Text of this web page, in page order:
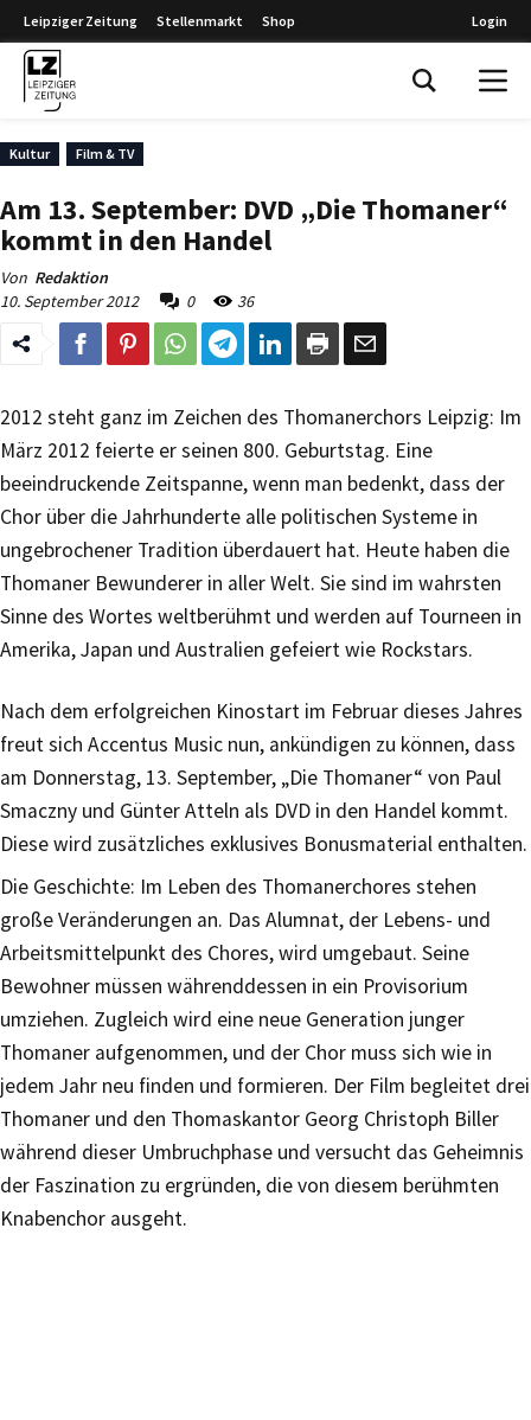
Leipziger Zeitung Stellenmarkt Shop Login
Kultur Film & TV
Am 13. September: DVD „Die Thomaner“
kommt in den Handel
Von Redaktion
10. September 2012
0 36
2012 steht ganz im Zeichen des Thomanerchors Leipzig: Im
März 2012 feierte er seinen 800. Geburtstag. Eine
beeindruckende Zeitspanne, wenn man bedenkt, dass der
Chor über die Jahrhunderte alle politischen Systeme in
ungebrochener Tradition überdauert hat. Heute haben die
Thomaner Bewunderer in aller Welt. Sie sind im wahrsten
Sinne des Wortes weltberühmt und werden auf Tourneen in
Amerika, Japan und Australien gefeiert wie Rockstars.
Nach dem erfolgreichen Kinostart im Februar dieses Jahres
freut sich Accentus Music nun, ankündigen zu können, dass
am Donnerstag, 13. September, „Die Thomaner“ von Paul
Smaczny und Günter Atteln als DVD in den Handel kommt.
Diese wird zusätzliches exklusives Bonusmaterial enthalten.
Die Geschichte: Im Leben des Thomanerchores stehen
große Veränderungen an. Das Alumnat, der Lebens- und
Arbeitsmittelpunkt des Chores, wird umgebaut. Seine
Bewohner müssen währenddessen in ein Provisorium
umziehen. Zugleich wird eine neue Generation junger
Thomaner aufgenommen, und der Chor muss sich wie in
jedem Jahr neu finden und formieren. Der Film begleitet drei
Thomaner und den Thomaskantor Georg Christoph Biller
während dieser Umbruchphase und versucht das Geheimnis
der Faszination zu ergründen, die von diesem berühmten
Knabenchor ausgeht.